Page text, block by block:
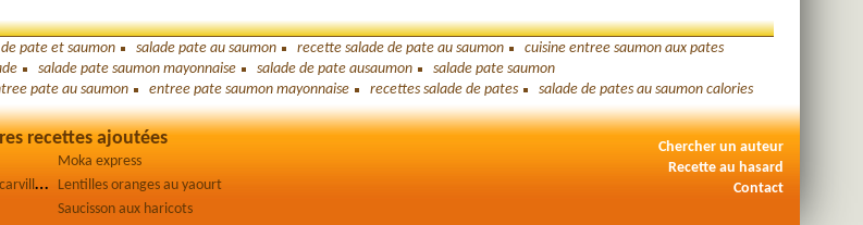
pate et saumon salade pate au saumon recette salade de pate au saumon
cuisine entree saumon aux pates
salade pate saumon mayonnaise salade de pate ausaumon
salade pate saumon
pate au saumon entree pate saumon mayonnaise recettes salade de pates salade de pates au saumon calories
recettes ajoutées
V
ol-au-vent à la mode de Tancarville
Moka express
Lentilles oranges au yaourt
Saucisson aux haricots
Chercher un auteur
Recette au hasard
Contact